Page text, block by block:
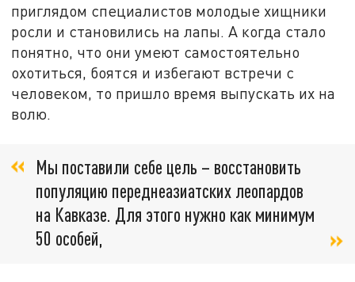
приглядом специалистов молодые хищники
росли и становились на лапы. А когда стало
понятно, что они умеют самостоятельно
охотиться, боятся и избегают встречи с
человеком, то пришло время выпускать их на
волю.
Мы поставили себе цель – восстановить
популяцию переднеазиатских леопардов
на Кавказе. Для этого нужно как минимум
50 особей,